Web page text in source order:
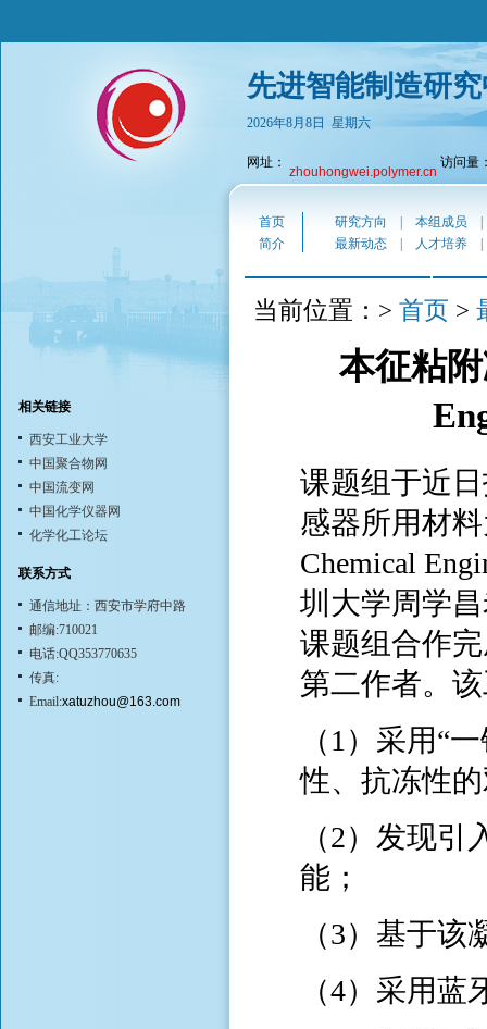
先进智能制造研
2026年8月8日 星期六
网址： zhouhongwei.polymer.cn 访问量
相关链接
西安工业大学
中国聚合物网
中国流变网
中国化学仪器网
化学化工论坛
联系方式
通信地址：西安市学府中路
邮编:710021
电话:QQ353770635
传真:
Email:xatuzhou@163.com
首页 研究方向 本组成员
简介
最新动态 人才培养
当前位置：> 首页 >
本征粘
课题组于近
感器所用材
Chemical
圳大学周学
课题组合作
第二作者。
（1）采用“
性、抗冻性
（2）发现
能；
（3）基于
（4）采用